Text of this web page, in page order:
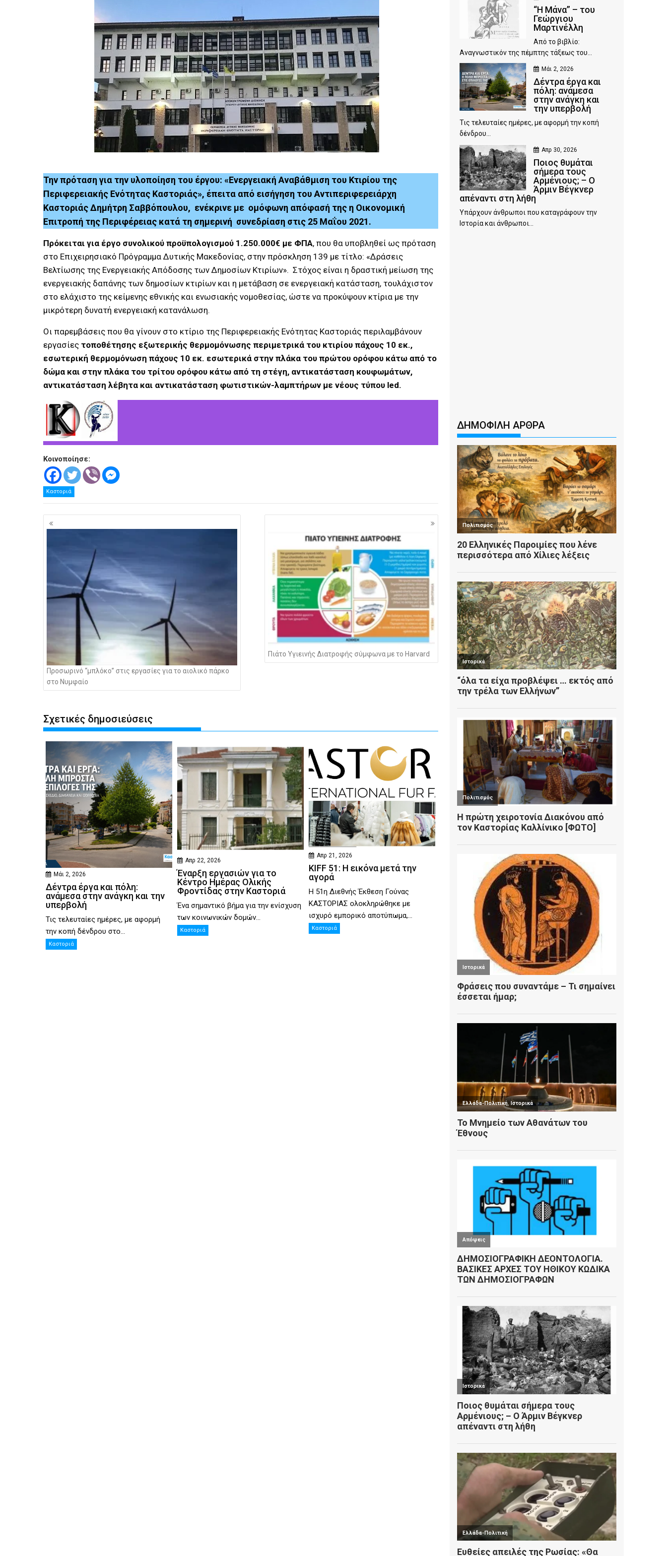
Την πρόταση για την υλοποίηση του έργου: «Ενεργειακή Αναβάθμιση του Κτιρίου της
Περιφερειακής Ενότητας Καστοριάς», έπειτα από εισήγηση του Αντιπεριφερειάρχη
Καστοριάς Δημήτρη Σαββόπουλου, ενέκρινε με ομόφωνη απόφασή της η Οικονομική
Επιτροπή της Περιφέρειας κατά τη σημερινή συνεδρίαση στις 25 Μαΐου 2021.
Πρόκειται για έργο συνολικού προϋπολογισμού 1.250.000€ με ΦΠΑ, που θα υποβληθεί ως πρόταση
στο Επιχειρησιακό Πρόγραμμα Δυτικής Μακεδονίας, στην πρόσκληση 139 με τίτλο: «Δράσεις
Βελτίωσης της Ενεργειακής Απόδοσης των Δημοσίων Κτιρίων». Στόχος είναι η δραστική μείωση της
ενεργειακής δαπάνης των δημοσίων κτιρίων και η μετάβαση σε ενεργειακή κατάσταση, τουλάχιστον
στο ελάχιστο της κείμενης εθνικής και ενωσιακής νομοθεσίας, ώστε να προκύψουν κτίρια με την
μικρότερη δυνατή ενεργειακή κατανάλωση.
Οι παρεμβάσεις που θα γίνουν στο κτίριο της Περιφερειακής Ενότητας Καστοριάς περιλαμβάνουν
εργασίες τοποθέτησης εξωτερικής θερμομόνωσης περιμετρικά του κτιρίου πάχους 10 εκ.,
εσωτερική θερμομόνωση πάχους 10 εκ. εσωτερικά στην πλάκα του πρώτου ορόφου κάτω από το
δώμα και στην πλάκα του τρίτου ορόφου κάτω από τη στέγη, αντικατάσταση κουφωμάτων,
αντικατάσταση λέβητα και αντικατάσταση φωτιστικών-λαμπτήρων με νέους τύπου led.
Κοινοποίησε:
Καστοριά
Πλοήγηση
άρθρων
Προσωρινό “μπλόκο” στις εργασίες για το αιολικό πάρκο
στο Νυμφαίο
Πιάτο Υγιεινής Διατροφής σύμφωνα με το Harvard
Σχετικές δημοσιεύσεις
Μάι 2, 2026
Δέντρα έργα και πόλη:
ανάμεσα στην ανάγκη και την
υπερβολή
Τις τελευταίες ημέρες, με αφορμή
την κοπή δένδρου στο...
Καστοριά
Απρ 22, 2026
Έναρξη εργασιών για το
Κέντρο Ημέρας Ολικής
Φροντίδας στην Καστοριά
Ένα σημαντικό βήμα για την ενίσχυση
των κοινωνικών δομών...
Καστοριά
Απρ 21, 2026
KIFF 51: Η εικόνα μετά την
αγορά
Η 51η Διεθνής Έκθεση Γούνας
ΚΑΣΤΟΡΙΑΣ ολοκληρώθηκε με
ισχυρό εμπορικό αποτύπωμα,...
Καστοριά
“Η Μάνα” – του
Γεώργιου
Μαρτινέλλη
Από το βιβλίο:
Αναγνωστικόν της πέμπτης τάξεως του...
Μάι 2, 2026
Δέντρα έργα και
πόλη: ανάμεσα
στην ανάγκη και
την υπερβολή
Τις τελευταίες ημέρες, με αφορμή την κοπή
δένδρου...
Απρ 30, 2026
Ποιος θυμάται
σήμερα τους
Αρμένιους; – Ο
Άρμιν Βέγκνερ
απέναντι στη λήθη
Υπάρχουν άνθρωποι που καταγράφουν την
Ιστορία και άνθρωποι...
ΔΗΜΟΦΙΛΗ ΑΡΘΡΑ